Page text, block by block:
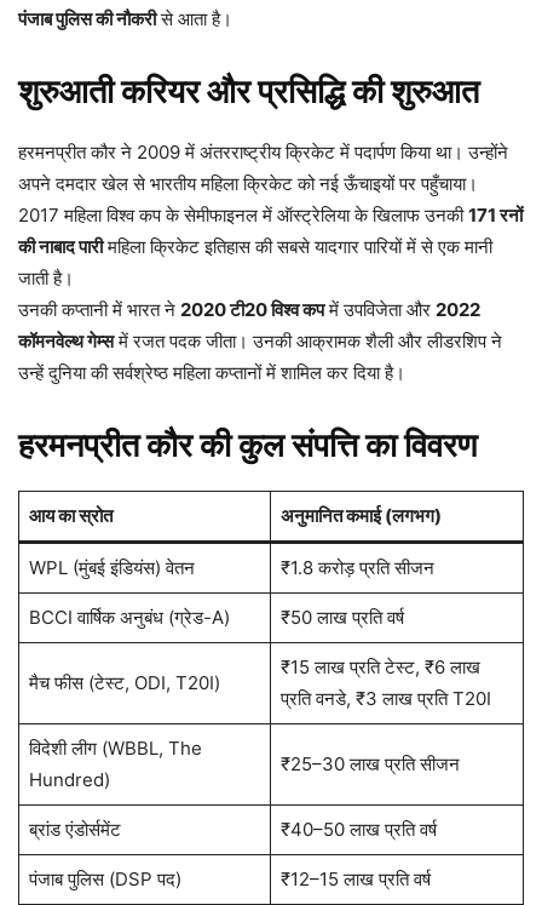
पंजाब पुलिस की नौकरीसे आता है।
शुरुआती करियर और प्रसिद्धि की शुरुआत
हरमनप्रीत कौर ने 2009 में अंतरराष्ट्रीय क्रिकेट में पदार्पण किया था। उन्होंने
अपने दमदार खेल से भारतीय महिला क्रिकेट को नई ऊँचाइयों पर पहुँचाया।
2017 महिला विश्व कप के सेमीफाइनल में ऑस्ट्रेलिया के खिलाफ उनकी171 रनों
की नाबाद पारीमहिला क्रिकेट इतिहास की सबसे यादगार पारियों में से एक मानी
जाती है।
उनकी कप्तानी में भारत ने 2020 टी20 विश्व कपमें उपविजेता और 2022
कॉमनवेल्थ गेम्समें रजत पदक जीता। उनकी आक्रामक शैली और लीडरशिप ने
उन्हें दुनिया की सर्वश्रेष्ठ महिला कप्तानों में शामिल कर दिया है।
हरमनप्रीत कौर की कुल संपत्ति का विवरण
आय का स्रोत अनुमानित कमाई (लगभग)
WPL (मुंबई इंडियंस) वेतन ₹1.8 करोड़ प्रति सीजन
BCCI वार्षिक अनुबंध (ग्रेड-A) ₹50 लाख प्रति वर्ष
मैच फीस (टेस्ट, ODI, T20I)
₹15 लाख प्रति टेस्ट, ₹6 लाख
प्रति वनडे, ₹3 लाख प्रति T20I
विदेशी लीग (WBBL, The
Hundred)
₹25–30 लाख प्रति सीजन
ब्रांड एंडोर्समेंट ₹40–50 लाख प्रति वर्ष
पंजाब पुलिस (DSP पद) ₹12–15 लाख प्रति वर्ष